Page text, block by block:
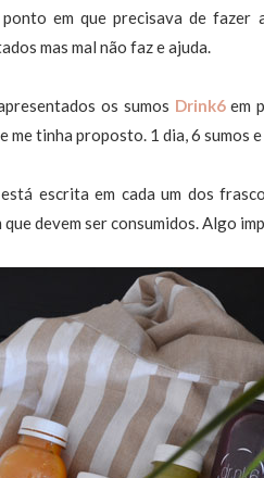
em que precisava de fazer
mas mal não faz e ajuda.
os sumos Drink6em
me tinha proposto. 1 dia, 6 sumos
escrita em cada um dos
devem ser consumidos. Algo